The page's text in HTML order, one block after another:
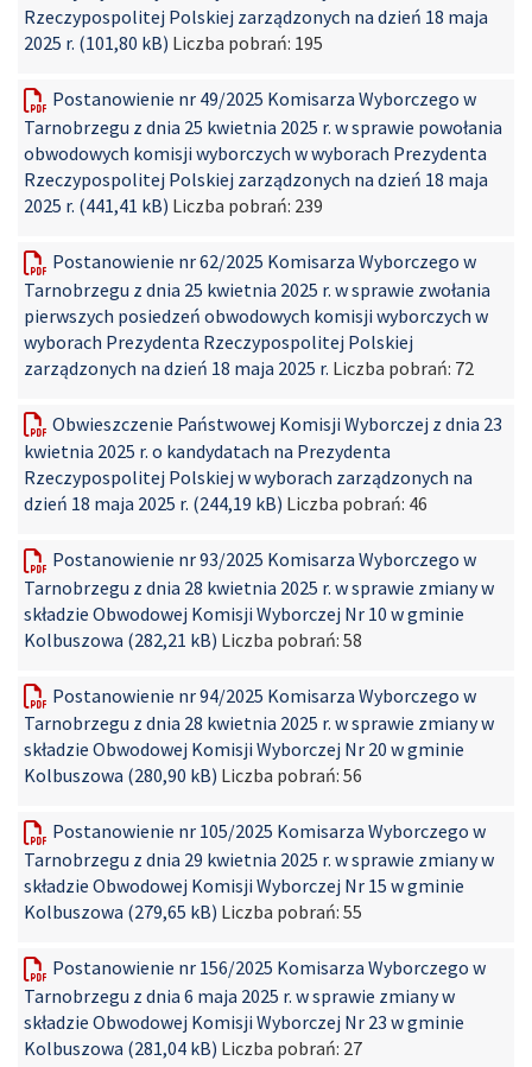
Rzeczypospolitej Polskiej zarządzonych na dzień 18 maja
2025 r. (101,80 kB) Liczba pobrań: 195
Postanowienie nr 49/2025 Komisarza Wyborczego w
Tarnobrzegu z dnia 25 kwietnia 2025 r. w sprawie powołania
obwodowych komisji wyborczych w wyborach Prezydenta
Rzeczypospolitej Polskiej zarządzonych na dzień 18 maja
2025 r. (441,41 kB) Liczba pobrań: 239
Postanowienie nr 62/2025 Komisarza Wyborczego w
Tarnobrzegu z dnia 25 kwietnia 2025 r. w sprawie zwołania
pierwszych posiedzeń obwodowych komisji wyborczych w
wyborach Prezydenta Rzeczypospolitej Polskiej
zarządzonych na dzień 18 maja 2025 r. Liczba pobrań: 72
Obwieszczenie Państwowej Komisji Wyborczej z dnia 23
kwietnia 2025 r. o kandydatach na Prezydenta
Rzeczypospolitej Polskiej w wyborach zarządzonych na
dzień 18 maja 2025 r. (244,19 kB) Liczba pobrań: 46
Postanowienie nr 93/2025 Komisarza Wyborczego w
Tarnobrzegu z dnia 28 kwietnia 2025 r. w sprawie zmiany w
składzie Obwodowej Komisji Wyborczej Nr 10 w gminie
Kolbuszowa (282,21 kB) Liczba pobrań: 58
Postanowienie nr 94/2025 Komisarza Wyborczego w
Tarnobrzegu z dnia 28 kwietnia 2025 r. w sprawie zmiany w
składzie Obwodowej Komisji Wyborczej Nr 20 w gminie
Kolbuszowa (280,90 kB) Liczba pobrań: 56
Postanowienie nr 105/2025 Komisarza Wyborczego w
Tarnobrzegu z dnia 29 kwietnia 2025 r. w sprawie zmiany w
składzie Obwodowej Komisji Wyborczej Nr 15 w gminie
Kolbuszowa (279,65 kB) Liczba pobrań: 55
Postanowienie nr 156/2025 Komisarza Wyborczego w
Tarnobrzegu z dnia 6 maja 2025 r. w sprawie zmiany w
składzie Obwodowej Komisji Wyborczej Nr 23 w gminie
Kolbuszowa (281,04 kB) Liczba pobrań: 27